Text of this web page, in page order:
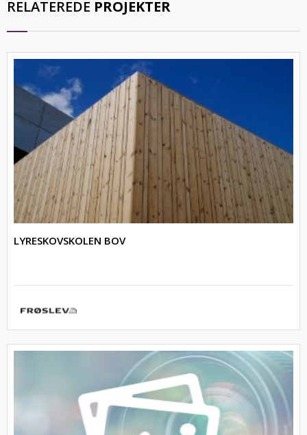
RELATEREDE PROJEKTER
LYRESKOVSKOLEN BOV